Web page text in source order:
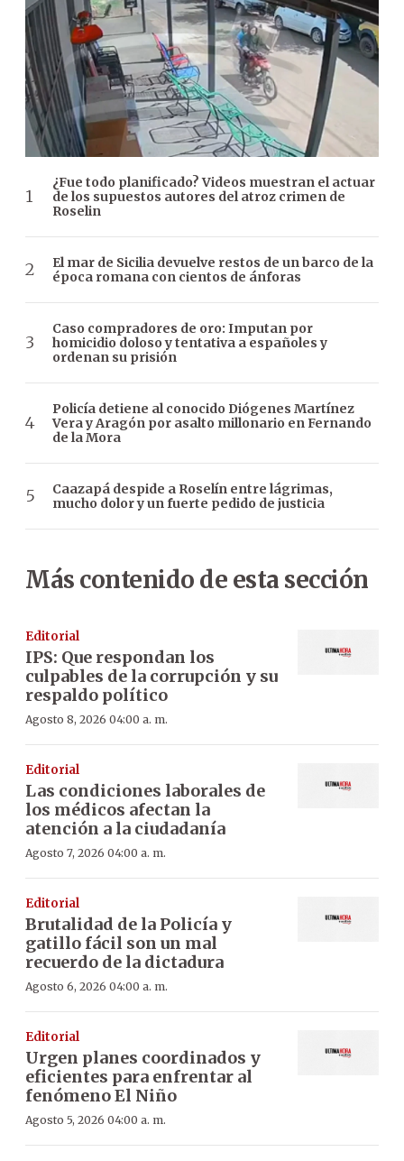
¿Fue todo planificado? Videos muestran el actuar
de los supuestos autores del atroz crimen de
Roselin
El mar de Sicilia devuelve restos de un barco de la
época romana con cientos de ánforas
Caso compradores de oro: Imputan por
homicidio doloso y tentativa a españoles y
ordenan su prisión
Policía detiene al conocido Diógenes Martínez
Vera y Aragón por asalto millonario en Fernando
de la Mora
Caazapá despide a Roselín entre lágrimas,
mucho dolor y un fuerte pedido de justicia
Más contenido de esta sección
Editorial
IPS: Que respondan los
culpables de la corrupción y su
respaldo político
Agosto 8, 2026 04:00 a. m.
Editorial
Las condiciones laborales de
los médicos afectan la
atención a la ciudadanía
Agosto 7, 2026 04:00 a. m.
Editorial
Brutalidad de la Policía y
gatillo fácil son un mal
recuerdo de la dictadura
Agosto 6, 2026 04:00 a. m.
Editorial
Urgen planes coordinados y
eficientes para enfrentar al
fenómeno El Niño
Agosto 5, 2026 04:00 a. m.